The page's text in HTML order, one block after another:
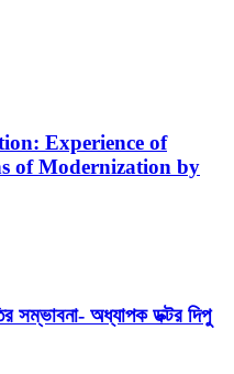
Experience of
of Modernization by
সম্ভাবনা- অধ্যাপক ডক্টর দিপু